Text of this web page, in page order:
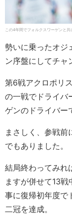
この4年間でフォルクスワーゲンと
勢いに乗ったオジ
ン序盤にしてチャ
第6戦アクロポリ
の一戦でドライバ
ゲンのドライバー
まさしく、参戦前
でもありました。
結局終わってみれ
ますが併せて13
事に復帰初年度で
二冠を達成。